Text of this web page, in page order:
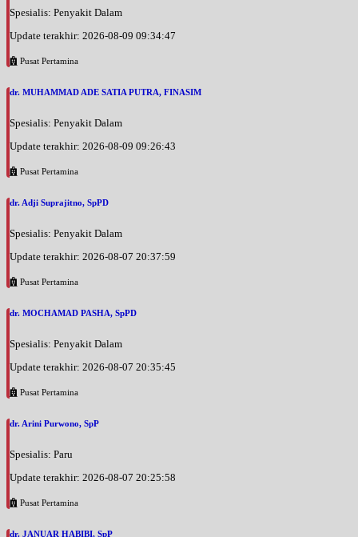
Spesialis: Penyakit Dalam
Update terakhir: 2026-08-09 09:34:47
Pusat Pertamina
dr. MUHAMMAD ADE SATIA PUTRA, FINASIM
Spesialis: Penyakit Dalam
Update terakhir: 2026-08-09 09:26:43
Pusat Pertamina
dr. Adji Suprajitno, SpPD
Spesialis: Penyakit Dalam
Update terakhir: 2026-08-07 20:37:59
Pusat Pertamina
dr. MOCHAMAD PASHA, SpPD
Spesialis: Penyakit Dalam
Update terakhir: 2026-08-07 20:35:45
Pusat Pertamina
dr. Arini Purwono, SpP
Spesialis: Paru
Update terakhir: 2026-08-07 20:25:58
Pusat Pertamina
dr. JANUAR HABIBI, SpP